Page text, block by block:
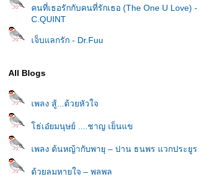
คนที่เธอรักกับคนที่รักเธอ (The One U Love) -
C.QUINT
เจ็บแลกรัก - Dr.Fuu
All Blogs
เพลง สู้...ด้วยหัวใจ
ธ่เอ๋ยมนุษย์ ....ชาญ เย็นแข
เพลง ต้นหญ้ากับพายุ – ปาน ธนพร แวกประยูร
ด้วยลมหายใจ – พลพล